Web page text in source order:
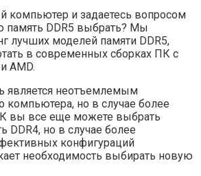
компьютер и задаетесь вопросом
память DDR5 выбрать? Мы
лучших моделей памяти DDR5,
в современных сборках ПК с
AMD.
является неотъемлемым
компьютера, но в случае более
вы все еще можете выбрать
DDR4, но в случае более
конфигураций
необходимость выбирать новую